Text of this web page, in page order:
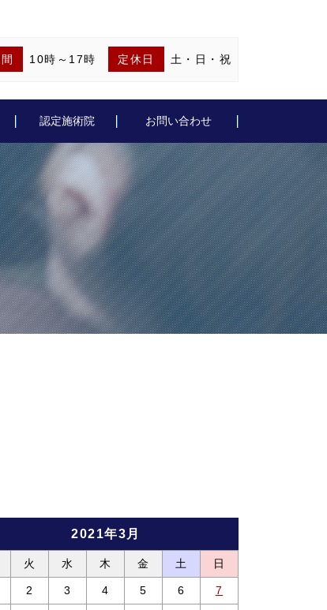
10時～17時 定休日 土・日・祝
認定施術院 お問い合わせ
2021年3月
火 水 木 金 土 日
2 3 4 5 6 7